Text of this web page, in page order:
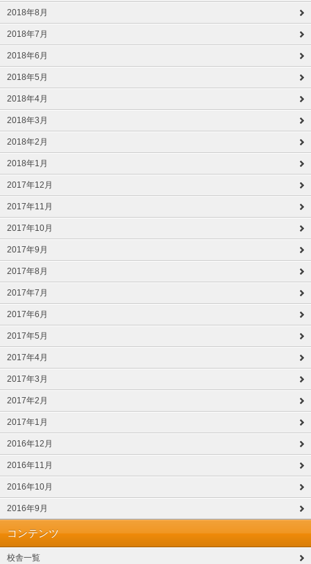
2018年8月
2018年7月
2018年6月
2018年5月
2018年4月
2018年3月
2018年2月
2018年1月
2017年12月
2017年11月
2017年10月
2017年9月
2017年8月
2017年7月
2017年6月
2017年5月
2017年4月
2017年3月
2017年2月
2017年1月
2016年12月
2016年11月
2016年10月
2016年9月
コンテンツ
校舎一覧